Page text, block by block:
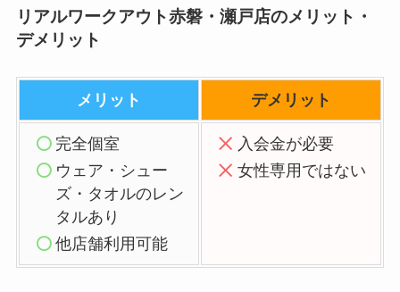
リアルワークアウト赤磐・瀬戸店のメリット・
デメリット
メリット デメリット
完全個室
ウェア・シュー
ズ・タオルのレン
タルあり
他店舗利用可能
入会金が必要
女性専用ではない